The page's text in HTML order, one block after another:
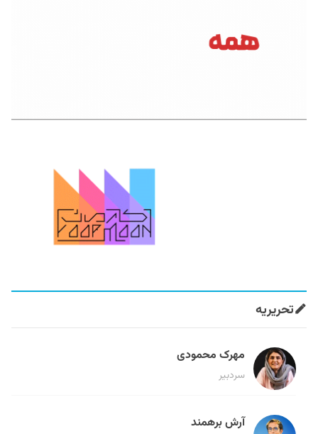
تحریریه
مهرک محمودی
سردبیر
آرش برهمند